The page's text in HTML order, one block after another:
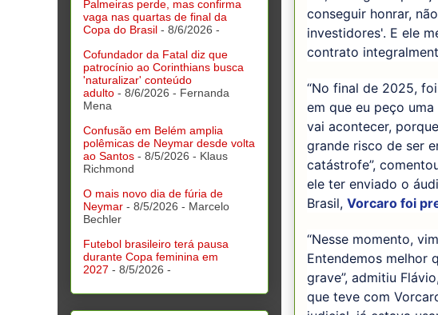
conseguir honrar,
investidores'. E ele
contrato
“No final de 2025,
em que eu peço
vai acontecer,
grande risco de ser
catástrofe”,
ele ter enviado o
Brasil, Vorcaro foi
“Nesse momento,
Entendemos melhor
grave”, admitiu
que teve com
Palmeiras perde, mas confirma
vaga nas quartas de final da
Copa do Brasil - 8/6/2026 -
Cofundador da Fatal diz que
patrocínio ao Corinthians busca
'naturalizar' conteúdo
adulto - 8/6/2026 - Fernanda
Mena
Confusão em Belém amplia
polêmicas de Neymar desde volta
ao Santos - 8/5/2026 - Klaus
Richmond
O mais novo dia de fúria de
Neymar - 8/5/2026 - Marcelo
Bechler
Futebol brasileiro terá pausa
durante Copa feminina em
2027 - 8/5/2026 -